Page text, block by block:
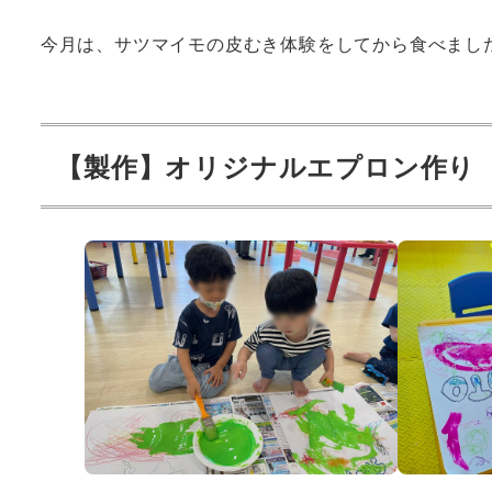
今月は、サツマイモの皮むき体験をしてから食べまし
【製作】オリジナルエプロン作り